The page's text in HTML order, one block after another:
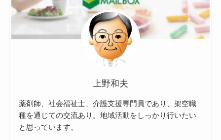
上野和夫
薬剤師、社会福祉士、介護支援専門員であり、架空職
種を通じての交流あり。地域活動をしっかり行いたい
と思っています。